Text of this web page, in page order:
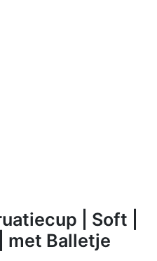
| Soft |
met Balletje